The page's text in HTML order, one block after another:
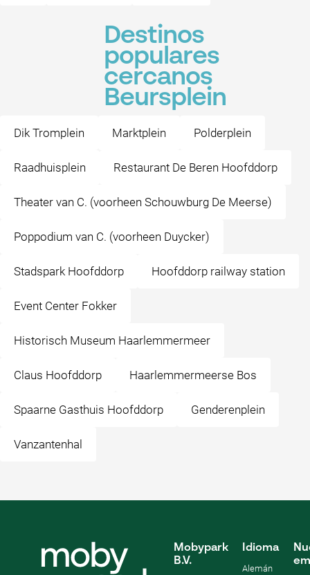
Destinos
populares
cercanos
Beursplein
Dik Tromplein Marktplein Polderplein
Raadhuisplein Restaurant De Beren Hoofddorp
Theater van C. (voorheen Schouwburg De Meerse)
Poppodium van C. (voorheen Duycker)
Stadspark Hoofddorp Hoofddorp railway station
Event Center Fokker
Historisch Museum Haarlemmermeer
Claus Hoofddorp Haarlemmermeerse Bos
Spaarne Gasthuis Hoofddorp Genderenplein
Vanzantenhal
Mobypark
B.V.
Idioma
Alemán